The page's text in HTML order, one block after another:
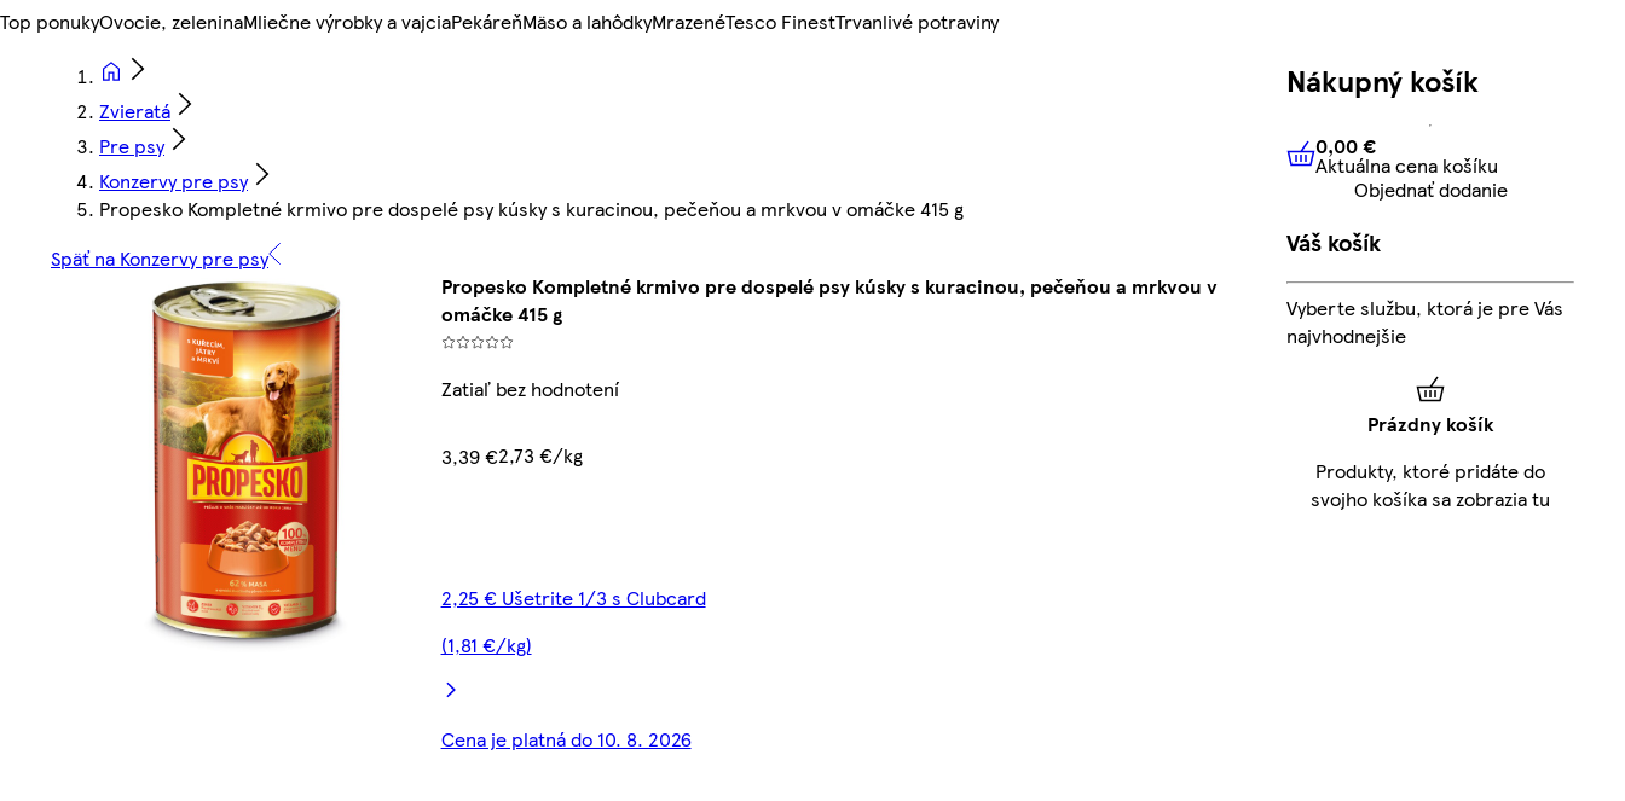
Top ponukyOvocie, zeleninaMliečne výrobky a vajciaPekáreňMäso a lahôdkyMrazenéTesco FinestTrvanlivé potraviny
Zvieratá
Pre psy
Konzervy pre psy
Propesko Kompletné krmivo pre dospelé psy kúsky s kuracinou, pečeňou a mrkvou v omáčke 415 g
Späť na Konzervy pre psy
Propesko Kompletné krmivo pre dospelé psy kúsky s kuracinou, pečeňou a mrkvou v
omáčke 415 g
Zatiaľ bez hodnotení
3,39 €2,73 €/kg
2,25 € Ušetrite 1/3 s Clubcard
(1,81 €/kg)
Cena je platná do 10. 8. 2026
Nákupný košík
0,00 € Aktuálna cena košíku
0,00 €
Aktuálna cena košíku
Objednať dodanie
Váš košík
Vyberte službu, ktorá je pre Vás
najvhodnejšie
Prázdny košík
Produkty, ktoré pridáte do
svojho košíka sa zobrazia tu